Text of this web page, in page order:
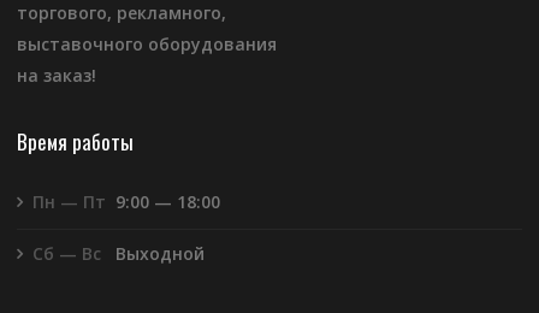
торгового, рекламного,
выставочного оборудования
на заказ!
Время работы
Пн — Пт 9:00 — 18:00
Сб — Вс Выходной